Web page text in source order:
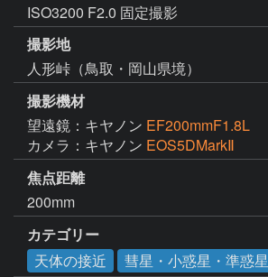
ISO3200 F2.0 固定撮影
撮影地
人形峠（鳥取・岡山県境）
撮影機材
望遠鏡：キヤノン EF200mmF1.8L
カメラ：キヤノン EOS5DMarkⅡ
焦点距離
200mm
カテゴリー
天体の接近
彗星・小惑星・準惑星